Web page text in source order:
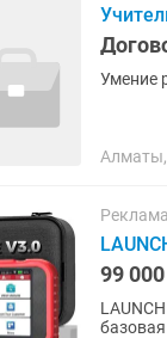
Умение
Реклама
99